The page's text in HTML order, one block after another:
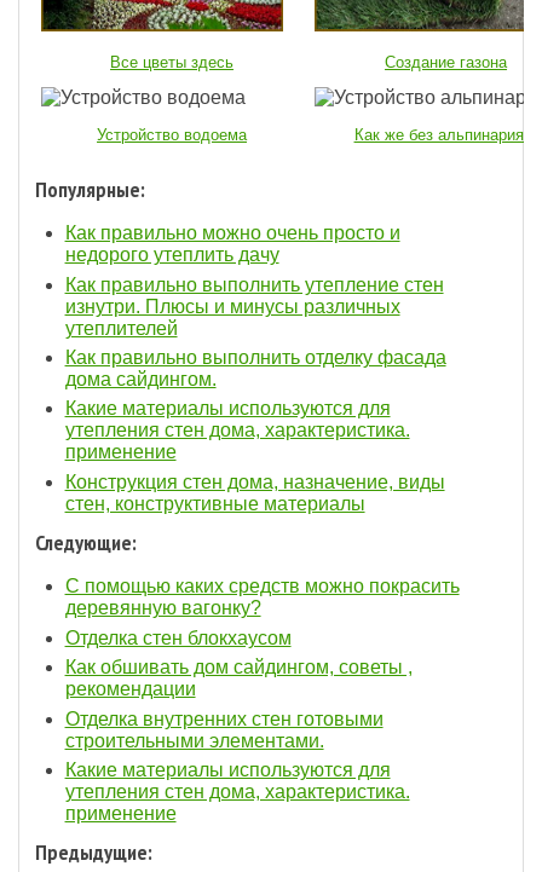
Все цветы здесь Создание газона
Устройство водоема Как же без альпинария...
Популярные:
Как правильно можно очень просто и
недорого утеплить дачу
Как правильно выполнить утепление стен
изнутри. Плюсы и минусы различных
утеплителей
Как правильно выполнить отделку фасада
дома сайдингом.
Какие материалы используются для
утепления стен дома, характеристика.
применение
Конструкция стен дома, назначение, виды
стен, конструктивные материалы
Следующие:
С помощью каких средств можно покрасить
деревянную вагонку?
Отделка стен блокхаусом
Как обшивать дом сайдингом, советы ,
рекомендации
Отделка внутренних стен готовыми
строительными элементами.
Какие материалы используются для
утепления стен дома, характеристика.
применение
Предыдущие: